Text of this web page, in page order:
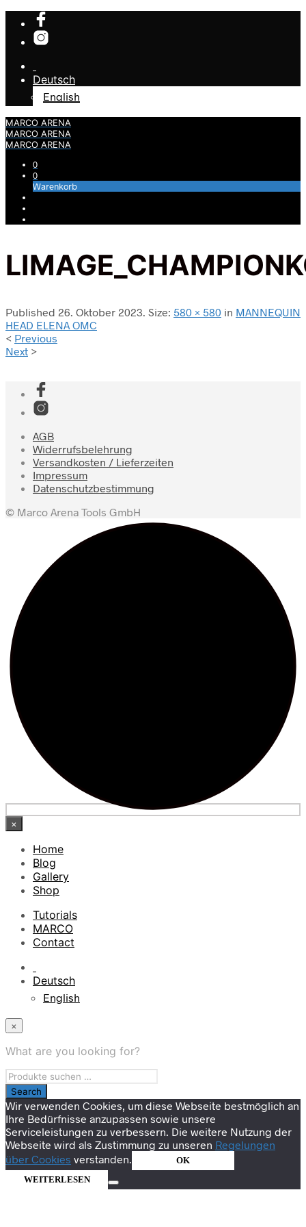
Deutsch
English
MARCO ARENA
MARCO ARENA
MARCO ARENA
0
0
Warenkorb
Published 26. Oktober 2023. Size: 580 × 580 in MANNEQUIN
HEAD ELENA OMC
< Previous
Next >
AGB
Widerrufsbelehrung
Versandkosten / Lieferzeiten
Impressum
Datenschutzbestimmung
© Marco Arena Tools GmbH
×
Home
Blog
Gallery
Shop
Tutorials
MARCO
Contact
Deutsch
English
×
What are you looking for?
Wir verwenden Cookies, um diese Webseite bestmöglich an
Ihre Bedürfnisse anzupassen sowie unsere
Serviceleistungen zu verbessern. Die weitere Nutzung der
Webseite wird als Zustimmung zu unseren Regelungen
über Cookies verstanden.
OK
WEITERLESEN